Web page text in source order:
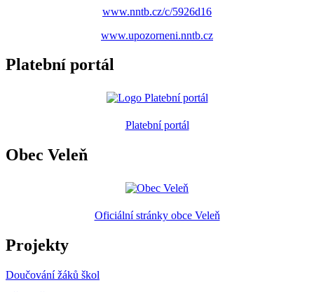
www.nntb.cz/c/5926d16
www.upozorneni.nntb.cz
Platební portál
Platební portál
Obec Veleň
Oficiální stránky obce Veleň
Projekty
Doučování žáků škol